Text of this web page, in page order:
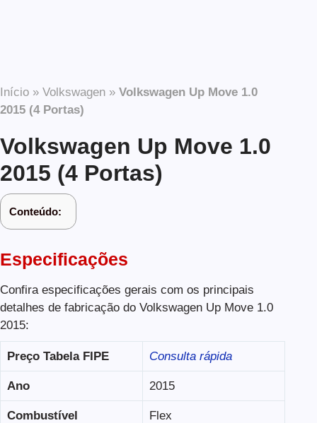
Início » Volkswagen » Volkswagen Up Move 1.0
2015 (4 Portas)
Volkswagen Up Move 1.0
2015 (4 Portas)
Conteúdo:
Especificações
Confira especificações gerais com os principais
detalhes de fabricação do Volkswagen Up Move 1.0
2015:
Preço Tabela FIPE Consulta rápida
Ano 2015
Combustível Flex